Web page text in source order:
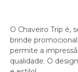
O Chaveiro Trip é,
brinde
permite a
qualidade. O